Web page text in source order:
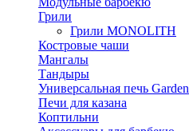
Грили
Грили MONOLITH
Костровые чаши
Мангалы
Тандыры
Универсальная печь Garden
Печи для казана
Коптильни